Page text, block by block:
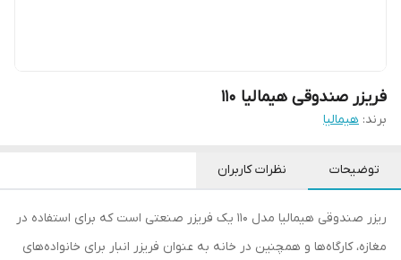
فریزر صندوقی هیمالیا 110
برند: هیمالیا
توضیحات نظرات کاربران
ریزر صندوقی هیمالیا مدل ۱۱۰ یک فریزر صنعتی است که برای استفاده در
مغازه، کارگاه‌ها و همچنین در خانه به عنوان فریزر انبار برای خانواده‌های